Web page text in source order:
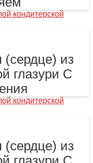
кондитерской
(сердце) из
глазури С
кондитерской
(сердце) из